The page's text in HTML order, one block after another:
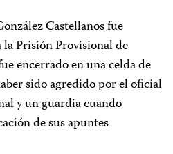
Castellanos fue
Prisión Provisional de
encerrado en una celda de
sido agredido por el oficial
y un guardia cuando
de sus apuntes